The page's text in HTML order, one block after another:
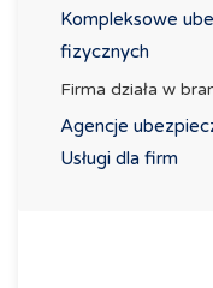
Kompleksowe
fizycznych
Firma działa w
Agencje
Usługi dla firm